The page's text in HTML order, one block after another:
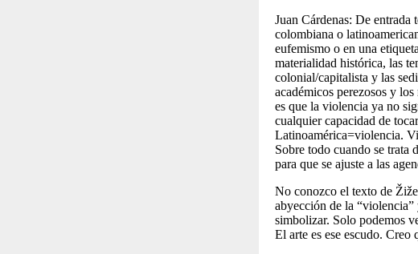
Juan Cárdenas: De entrada
colombiana o
eufemismo o en una
materialidad histórica, las
colonial/capitalista y las
académicos perezosos y
es que la violencia ya no
cualquier capacidad de
Latinoamérica=violencia.
Sobre todo cuando se trata
para que se ajuste a las
No conozco el texto de
abyección de la
simbolizar. Solo podemos
El arte es ese escudo. Creo